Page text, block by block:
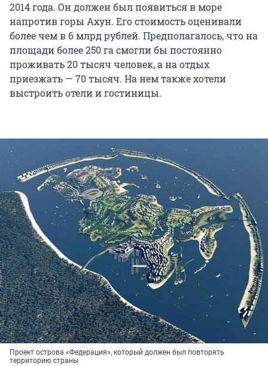
2014 года. Он должен был появиться в море
напротив горы Ахун. Его стоимость оценивали
более чем в 6 млрд рублей. Предполагалось, что на
площади более 250 га смогли бы постоянно
проживать 20 тысяч человек, а на отдых
приезжать — 70 тысяч. На нем также хотели
выстроить отели и гостиницы.
Проект острова «Федерация», который должен был повторять
территорию страны